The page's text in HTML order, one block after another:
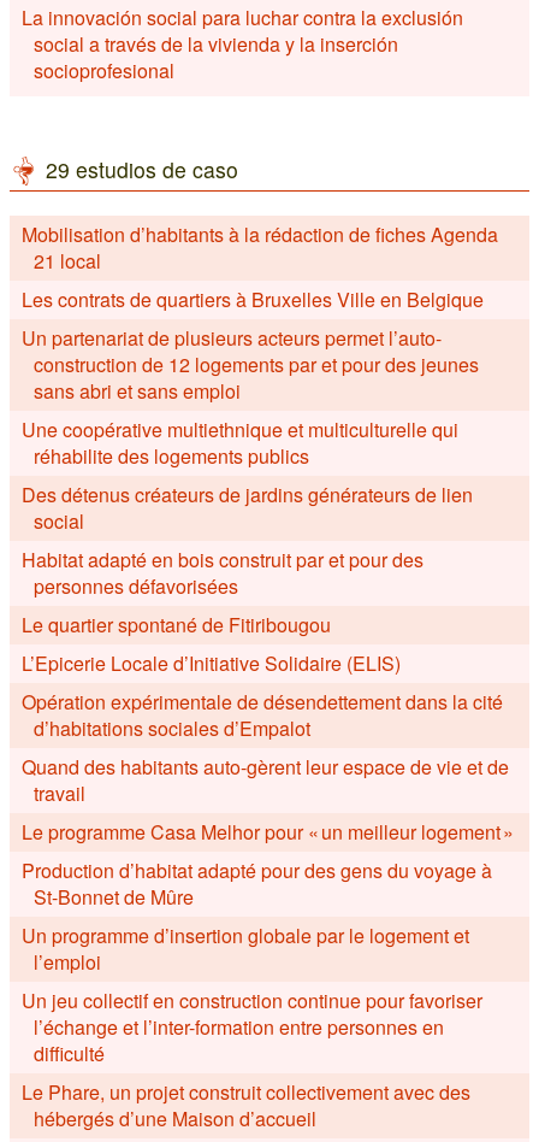
La innovación social para luchar contra la exclusión
social a través de la vivienda y la inserción
socioprofesional
29 estudios de caso
Mobilisation d’habitants à la rédaction de fiches Agenda
21 local
Les contrats de quartiers à Bruxelles Ville en Belgique
Un partenariat de plusieurs acteurs permet l’auto-
construction de 12 logements par et pour des jeunes
sans abri et sans emploi
Une coopérative multiethnique et multiculturelle qui
réhabilite des logements publics
Des détenus créateurs de jardins générateurs de lien
social
Habitat adapté en bois construit par et pour des
personnes défavorisées
Le quartier spontané de Fitiribougou
L’Epicerie Locale d’Initiative Solidaire (ELIS)
Opération expérimentale de désendettement dans la cité
d’habitations sociales d’Empalot
Quand des habitants auto-gèrent leur espace de vie et de
travail
Le programme Casa Melhor pour « un meilleur logement »
Production d’habitat adapté pour des gens du voyage à
St-Bonnet de Mûre
Un programme d’insertion globale par le logement et
l’emploi
Un jeu collectif en construction continue pour favoriser
l’échange et l’inter-formation entre personnes en
difficulté
Le Phare, un projet construit collectivement avec des
hébergés d’une Maison d’accueil